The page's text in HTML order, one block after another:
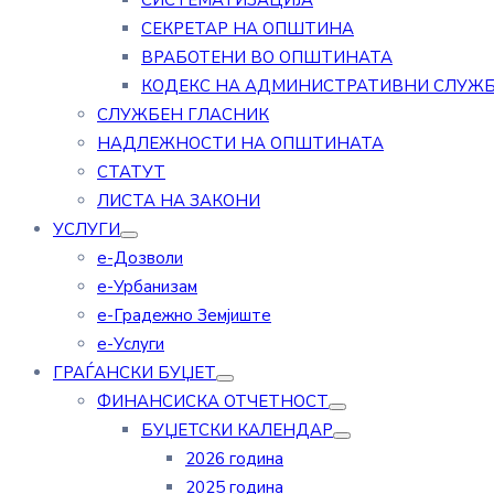
СЕКРЕТАР НА ОПШТИНА
ВРАБОТЕНИ ВО ОПШТИНАТА
КОДЕКС НА АДМИНИСТРАТИВНИ
СЛУЖБЕН ГЛАСНИК
НАДЛЕЖНОСТИ НА ОПШТИНАТА
СТАТУТ
ЛИСТА НА ЗАКОНИ
УСЛУГИ
е-Дозволи
е-Урбанизам
е-Градежно Земјиште
е-Услуги
ГРАЃАНСКИ БУЏЕТ
ФИНАНСИСКА ОТЧЕТНОСТ
БУЏЕТСКИ КАЛЕНДАР
2026 година
2025 година